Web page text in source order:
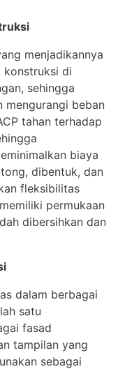
menjadikannya
konstruksi di
sehingga
mengurangi beban
tahan terhadap
biaya
dibentuk, dan
fleksibilitas
permukaan
dibersihkan dan
dalam berbagai
satu
fasad
tampilan yang
sebagai